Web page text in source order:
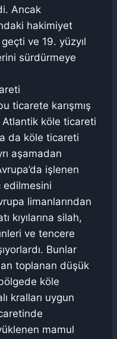
Ancak
hakimiyet
ve 19. yüzyıl
sürdürmeye
ticarete karışmış
Atlantik köle ticareti
da köle ticareti
aşamadan
işlenen
edilmesini
limanlarından
kıyılarına silah,
ve tencere
Bunlar
toplanan düşük
köle
kralları uygun
mamul